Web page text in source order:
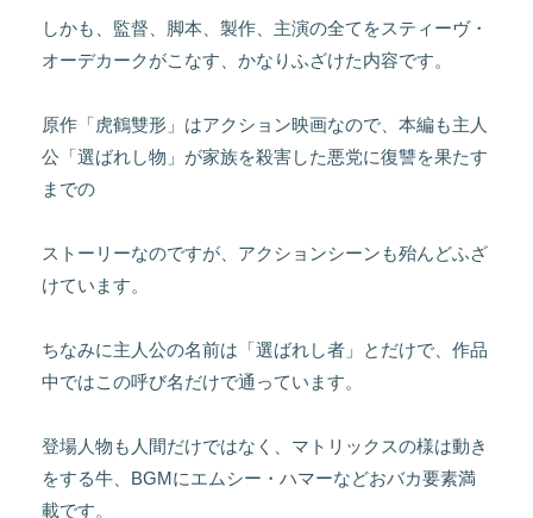
しかも、監督、脚本、製作、主演の全てをスティーヴ・
オーデカークがこなす、かなりふざけた内容です。
原作「虎鶴雙形」はアクション映画なので、本編も主人
公「選ばれし物」が家族を殺害した悪党に復讐を果たす
までの
ストーリーなのですが、アクションシーンも殆んどふざ
けています。
ちなみに主人公の名前は「選ばれし者」とだけで、作品
中ではこの呼び名だけで通っています。
登場人物も人間だけではなく、マトリックスの様は動き
をする牛、BGMにエムシー・ハマーなどおバカ要素満
載です。